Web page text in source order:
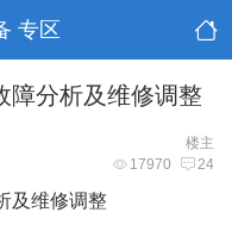
专区
障分析及维修调整
楼主
17970 24
及维修调整